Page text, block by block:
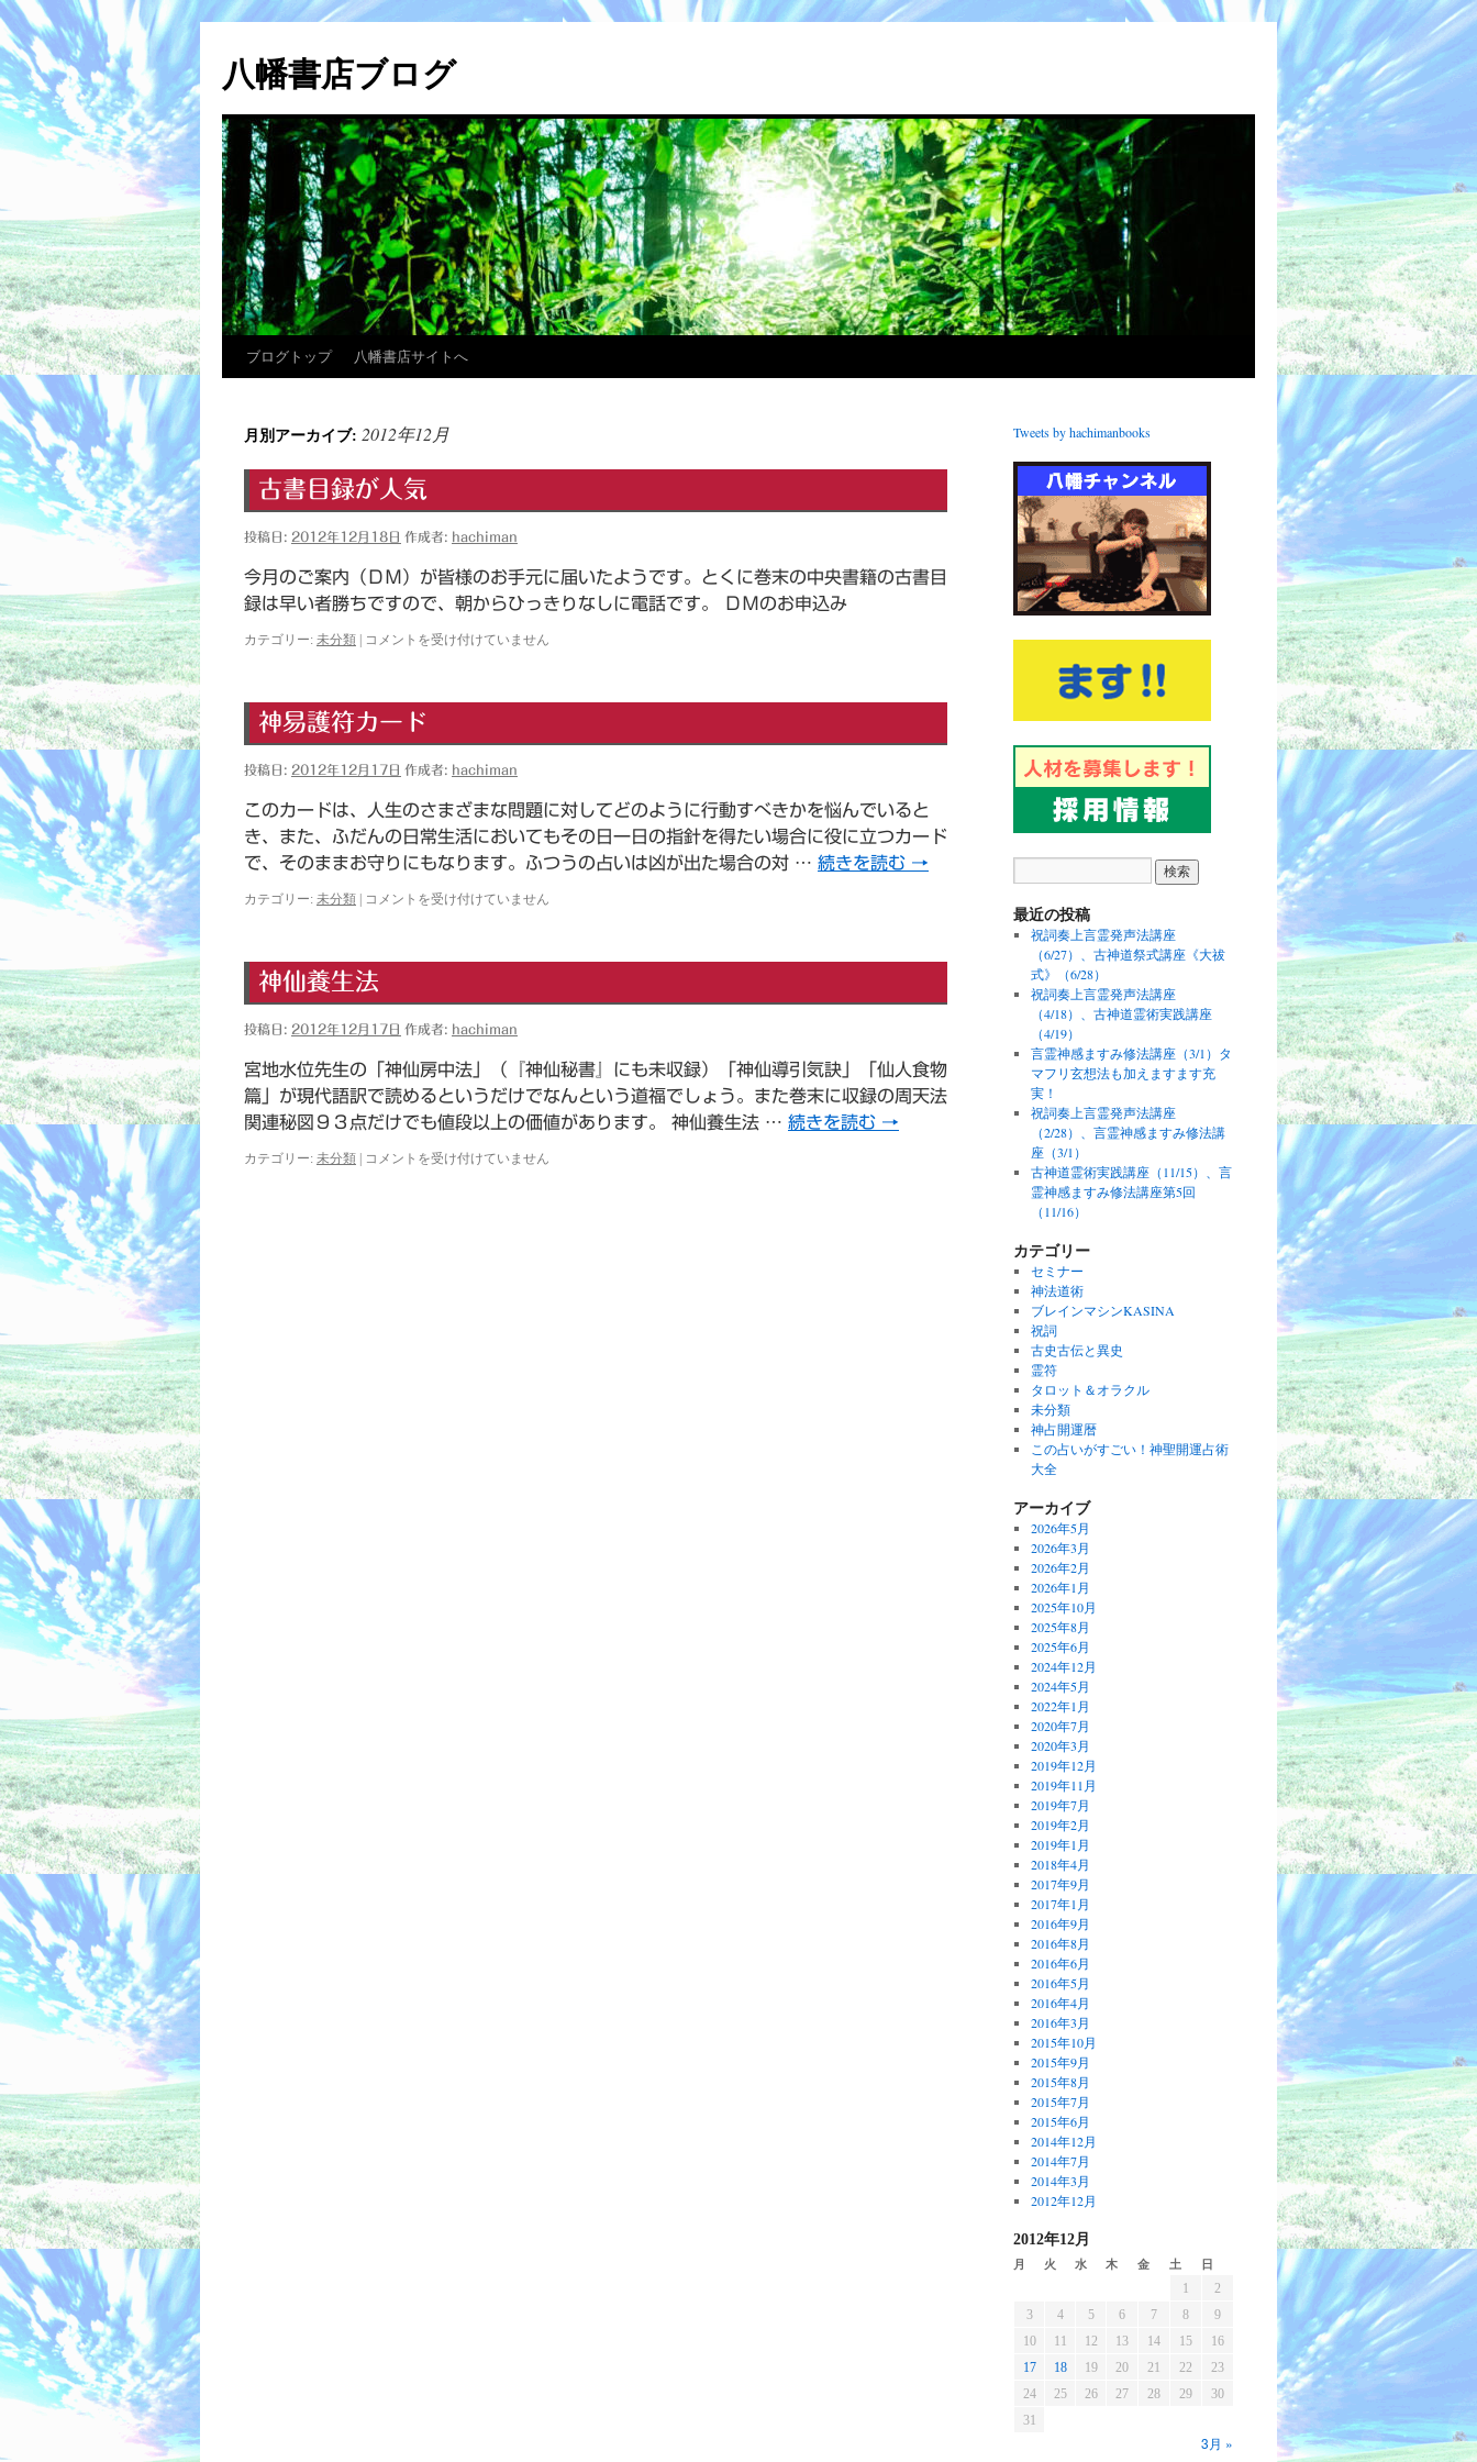
テ
ン
へ
ス
キ
ッ
プ
八幡書店ブログ
ブログトップ 八幡書店サイトへ
月別アーカイブ: 2012年12月
古書目録が人気
投稿日: 2012年12月18日 作成者: hachiman
今月のご案内（ＤＭ）が皆様のお手元に届いたようです。とくに巻末の中央書籍の古書目
録は早い者勝ちですので、朝からひっきりなしに電話です。 ＤＭのお申込み
カテゴリー: 未分類
古
が
は
コメントを受け付けていません
神易護符カード
投稿日: 2012年12月17日 作成者: hachiman
このカードは、人生のさまざまな問題に対してどのように行動すべきかを悩んでいると
き、また、ふだんの日常生活においてもその日一日の指針を得たい場合に役に立つカード
で、そのままお守りにもなります。ふつうの占いは凶が出た場合の対 … 続きを読む →
カテゴリー: 未分類
神
カ
ー
は
コメントを受け付けていません
神仙養生法
投稿日: 2012年12月17日 作成者: hachiman
宮地水位先生の「神仙房中法」（『神仙秘書』にも未収録）「神仙導引気訣」「仙人食物
篇」が現代語訳で読めるというだけでなんという道福でしょう。また巻末に収録の周天法
関連秘図９３点だけでも値段以上の価値があります。 神仙養生法 … 続きを読む →
カテゴリー: 未分類
神
コメントを受け付けていません
Tweets by hachimanbooks
最近の投稿
祝詞奏上言霊発声法講座
（6/27）、古神道祭式講座《大祓
式》（6/28）
祝詞奏上言霊発声法講座
（4/18）、古神道霊術実践講座
（4/19）
言霊神感ますみ修法講座（3/1）タ
マフリ玄想法も加えますます充
実！
祝詞奏上言霊発声法講座
（2/28）、言霊神感ますみ修法講
座（3/1）
古神道霊術実践講座（11/15）、言
霊神感ますみ修法講座第5回
（11/16）
カテゴリー
セミナー
神法道術
ブレインマシンKASINA
祝詞
古史古伝と異史
霊符
タロット＆オラクル
未分類
神占開運暦
この占いがすごい！神聖開運占術
大全
アーカイブ
2026年5月
2026年3月
2026年2月
2026年1月
2025年10月
2025年8月
2025年6月
2024年12月
2024年5月
2022年1月
2020年7月
2020年3月
2019年12月
2019年11月
2019年7月
2019年2月
2019年1月
2018年4月
2017年9月
2017年1月
2016年9月
2016年8月
2016年6月
2016年5月
2016年4月
2016年3月
2015年10月
2015年9月
2015年8月
2015年7月
2015年6月
2014年12月
2014年7月
2014年3月
2012年12月
2012年12月
月 火 水 木 金 土 日
1
2
3
4 5 6 7 8
9
10
11 12 13 14 15
16
17
18 19 20 21 22
23
24
25 26 27 28 29
30
31
3月 »